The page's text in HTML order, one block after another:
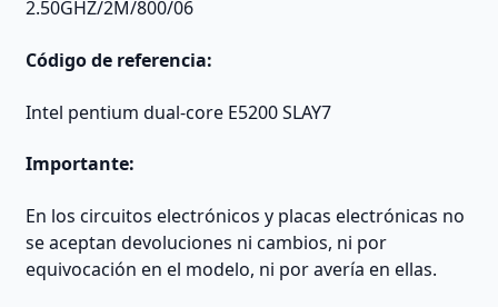
2.50GHZ/2M/800/06
Código de referencia:
Intel pentium dual-core E5200 SLAY7
Importante:
En los circuitos electrónicos y placas electrónicas no
se aceptan devoluciones ni cambios, ni por
equivocación en el modelo, ni por avería en ellas.